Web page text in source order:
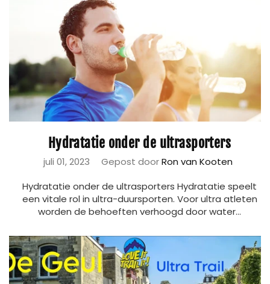
Hydratatie onder de ultrasporters
juli 01, 2023 Gepost doorRon van Kooten
Hydratatie onder de ultrasporters Hydratatie speelt
een vitale rol in ultra-duursporten. Voor ultra atleten
worden de behoeften verhoogd door water...